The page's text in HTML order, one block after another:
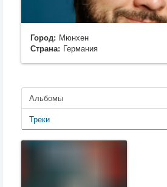
Город: Мюнхен
Страна: Германия
Альбомы
Треки